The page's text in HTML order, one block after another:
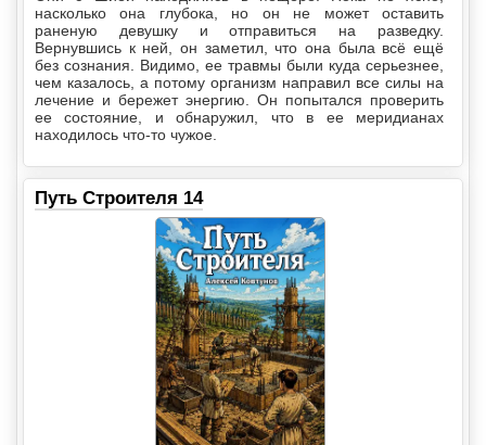
насколько она глубока, но он не может оставить
раненую девушку и отправиться на разведку.
Вернувшись к ней, он заметил, что она была всё ещё
без сознания. Видимо, ее травмы были куда серьезнее,
чем казалось, а потому организм направил все силы на
лечение и бережет энергию. Он попытался проверить
ее состояние, и обнаружил, что в ее меридианах
находилось что-то чужое.
Путь Строителя 14